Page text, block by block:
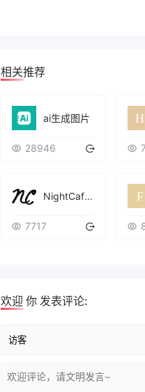
相关推荐
ai生成图片
28946
NightCafe Creator
7717
欢迎 你 发表评论: